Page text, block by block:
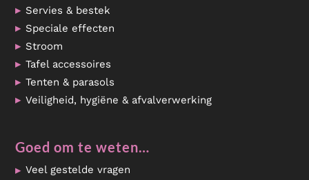
Servies & bestek
Speciale effecten
Stroom
Tafel accessoires
Tenten & parasols
Veiligheid, hygiëne & afvalverwerking
Goed om te weten…
Veel gestelde vragen